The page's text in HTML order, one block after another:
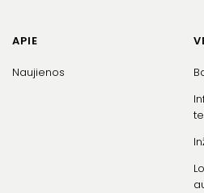
APIE
Naujienos